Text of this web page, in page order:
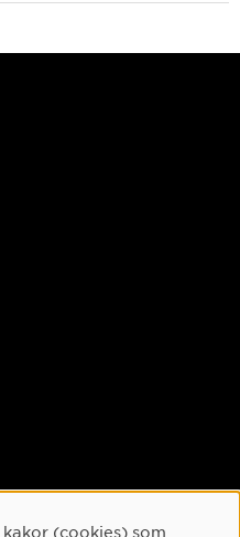
the north in Spanish
-30s
2024, Vol. 46 :
fakulteten vid Umeå
Erik; Lindholm, Elena;
(cookies) som